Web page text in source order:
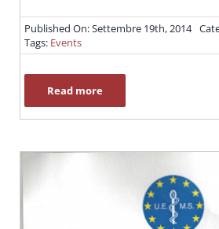
Published On: Settembre 19th, 2014
Tags: Events
Read more